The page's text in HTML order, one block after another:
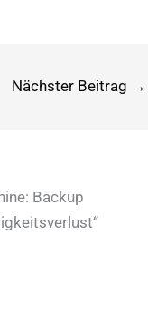
Nächster Beitrag →
Backup